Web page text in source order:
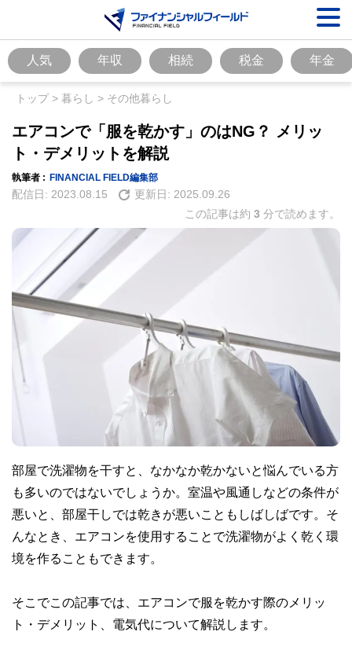
人気 年収 相続 税金 年金
トップ> 暮らし > その他暮らし
エアコンで「服を乾かす」のはNG？ メリッ
ト・デメリットを解説
執筆者 : FINANCIAL FIELD編集部
配信日: 2023.08.15 更新日: 2025.09.26
この記事は約 3 分で読めます。
部屋で洗濯物を干すと、なかなか乾かないと悩んでいる方
も多いのではないでしょうか。室温や風通しなどの条件が
悪いと、部屋干しでは乾きが悪いこともしばしばです。そ
んなとき、エアコンを使用することで洗濯物がよく乾く環
境を作ることもできます。
そこでこの記事では、エアコンで服を乾かす際のメリッ
ト・デメリット、電気代について解説します。